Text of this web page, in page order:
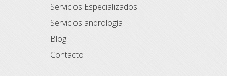
Servicios Especializados
Servicios andrología
Blog
Contacto